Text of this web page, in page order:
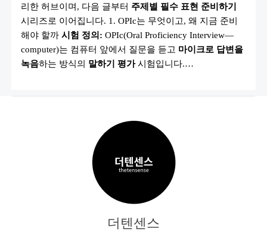
학
교
에
서
통
하
는
말
력
리한 허브이며, 다음 글부터 주제별 필수 표현 준비하기
시리즈로 이어집니다. 1. OPIc는 무엇이고, 왜 지금 준비
해야 할까 시험 정의: OPIc(Oral Proficiency Interview—
computer)는 컴퓨터 앞에서 질문을 듣고 마이크로 답변을
녹음하는 방식의 말하기 평가시험입니다.…
더텐센스